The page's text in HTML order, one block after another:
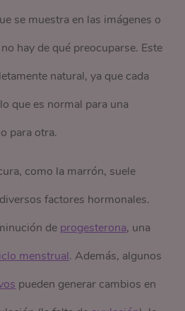
se muestra en las imágenes o
hay de qué preocuparse. Este
natural, ya que cada
que es normal para una
para otra.
como la marrón, suele
factores hormonales.
de progesterona, una
menstrual. Además, algunos
pueden generar cambios en